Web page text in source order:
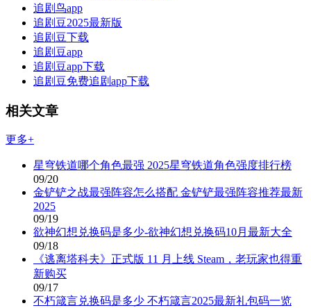
追剧鸟app
追剧豆2025最新版
追剧豆下载
追剧豆app
追剧豆app下载
追剧豆免费追剧app下载
相关文章
更多+
星穹铁道哪个角色最强 2025星穹铁道角色强度排行榜
09/20
金铲铲之战最强阵容怎么搭配 金铲铲最强阵容推荐最新
2025
09/19
欲神幻想兑换码是多少-欲神幻想兑换码10月最新大全
09/18
《逃离塔科夫》正式版 11 月上线 Steam，老玩家也得重
新购买
09/17
不朽箴言兑换码是多少 不朽箴言2025最新礼包码一览